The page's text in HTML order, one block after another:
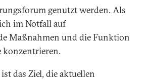
genutzt werden. Als
im Notfall auf
Maßnahmen und die Funktion
konzentrieren.
das Ziel, die aktuellen